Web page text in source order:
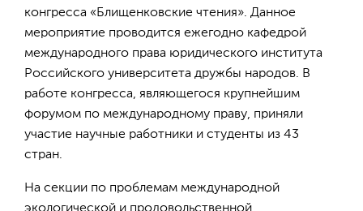
конгресса «Блищенковские чтения». Данное
мероприятие проводится ежегодно кафедрой
международного права юридического института
Российского университета дружбы народов. В
работе конгресса, являющегося крупнейшим
форумом по международному праву, приняли
участие научные работники и студенты из 43
стран.
На секции по проблемам международной